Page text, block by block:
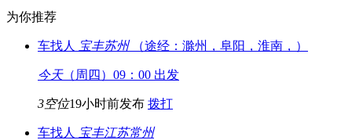
为你推荐
车找人 宝丰苏州 （途经：滁州，阜阳，淮南，）
今天（周四）09：00 出发
3空位19小时前发布 拨打
车找人 宝丰江苏常州